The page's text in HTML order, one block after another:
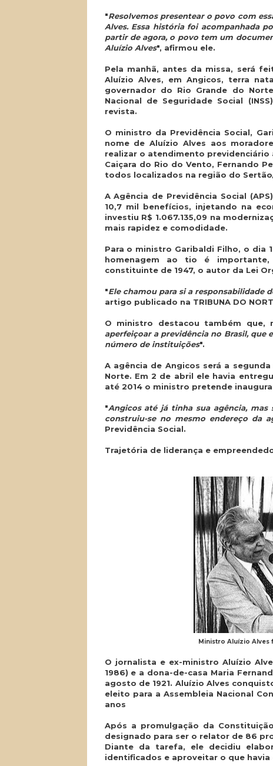
"Resolvemos presentear o povo com
Alves. Essa história foi acompanhada
partir de agora, o povo tem um
Aluízio Alves", afirmou ele.
Pela manhã, antes da missa, será
Aluízio Alves, em Angicos, terra
governador do Rio Grande do
Nacional de Seguridade Social
revista.
O ministro da Previdência Social,
nome de Aluízio Alves aos
realizar o atendimento previdenciário
Caiçara do Rio do Vento, Fernando
todos localizados na região do
A Agência de Previdência Social
10,7 mil benefícios, injetando na
investiu R$ 1.067.135,09 na
mais rapidez e comodidade.
Para o ministro Garibaldi Filho, o dia
homenagem ao tio é
constituinte de 1947, o autor da Lei
"Ele chamou para si a responsabilidade
artigo publicado na TRIBUNA DO
O ministro destacou também que,
aperfeiçoar a previdência no Brasil, que
número de instituições".
A agência de Angicos será a
Norte. Em 2 de abril ele havia
até 2014 o ministro pretende
"Angicos até já tinha sua agência, mas
construiu-se no mesmo endereço da
Previdência Social.
Trajetória de liderança e
Ministro Aluízio
O jornalista e ex-ministro Aluízio
1986) e a dona-de-casa Maria
agosto de 1921. Aluízio Alves
eleito para a Assembleia Nacional
anos
Após a promulgação da
designado para ser o relator de 86
Diante da tarefa, ele decidiu
identificados e aproveitar o que